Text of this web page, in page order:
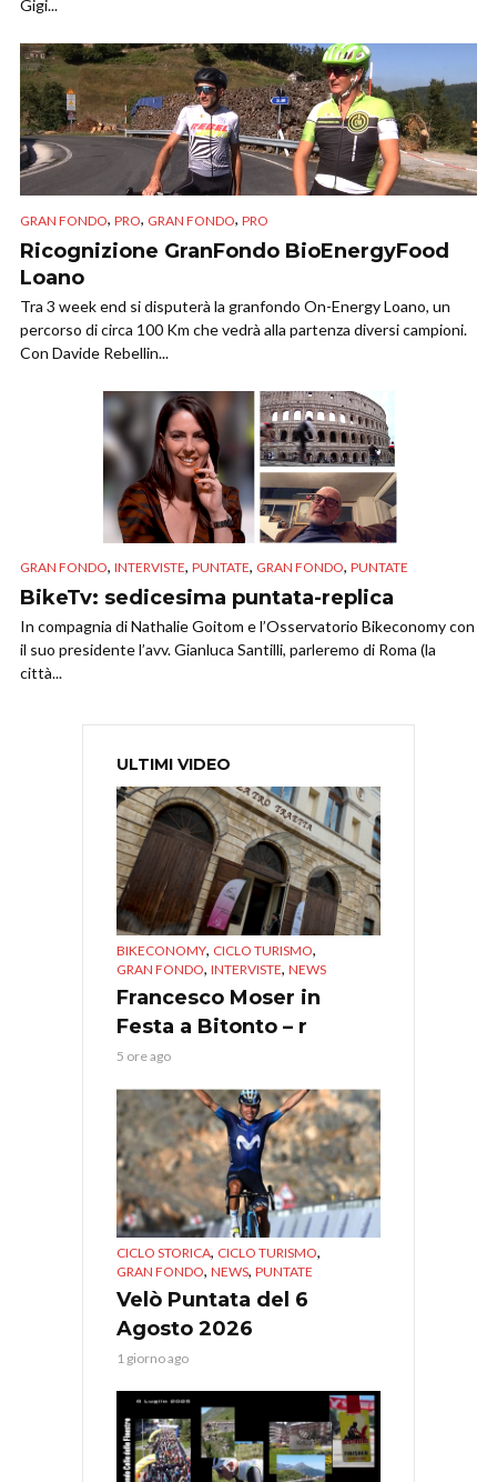
Gigi...
GRAN FONDO, PRO, GRAN FONDO, PRO
Ricognizione GranFondo BioEnergyFood
Loano
Tra 3 week end si disputerà la granfondo On-Energy Loano, un
percorso di circa 100 Km che vedrà alla partenza diversi campioni.
Con Davide Rebellin...
GRAN FONDO, INTERVISTE, PUNTATE, GRAN FONDO, PUNTATE
BikeTv: sedicesima puntata-replica
In compagnia di Nathalie Goitom e l’Osservatorio Bikeconomy con
il suo presidente l’avv. Gianluca Santilli, parleremo di Roma (la
città...
ULTIMI VIDEO
BIKECONOMY, CICLO TURISMO,
GRAN FONDO, INTERVISTE, NEWS
Francesco Moser in
Festa a Bitonto – r
5 ore ago
CICLO STORICA, CICLO TURISMO,
GRAN FONDO, NEWS, PUNTATE
Velò Puntata del 6
Agosto 2026
1 giorno ago